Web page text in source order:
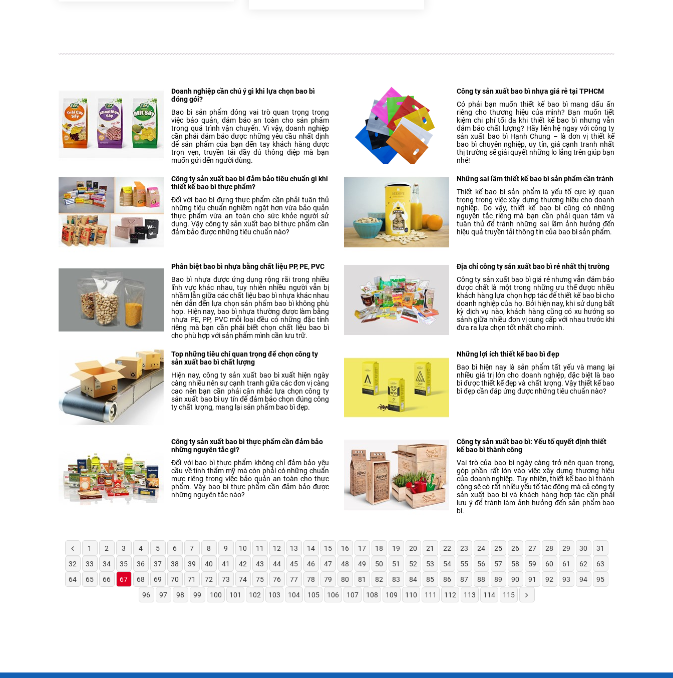
Doanh nghiệp cần chú ý gì khi lựa chọn bao bì
đóng gói?
Bao bì sản phẩm đóng vai trò quan trọng trong
việc bảo quản, đảm bảo an toàn cho sản phẩm
trong quá trình vận chuyển. Vì vậy, doanh nghiệp
cần phải đảm bảo được những yêu cầu nhất định
để sản phẩm của bạn đến tay khách hàng được
trọn vẹn, truyền tải đầy đủ thông điệp mà bạn
muốn gửi đến người dùng.
Công ty sản xuất bao bì nhựa giá rẻ tại TPHCM
Có phải bạn muốn thiết kế bao bì mang dấu ấn
riêng cho thương hiệu của mình? Bạn muốn tiết
kiệm chi phí tối đa khi thiết kế bao bì nhưng vẫn
đảm bảo chất lượng? Hãy liên hệ ngay với công ty
sản xuất bao bì Hạnh Chung – là đơn vị thiết kế
bao bì chuyên nghiệp, uy tín, giá cạnh tranh nhất
thị trường sẽ giải quyết những lo lắng trên giúp bạn
nhé!
Công ty sản xuất bao bì đảm bảo tiêu chuẩn gì khi
thiết kế bao bì thực phẩm?
Đối với bao bì đựng thực phẩm cần phải tuân thủ
những tiêu chuẩn nghiêm ngặt hơn vừa bảo quản
thực phẩm vừa an toàn cho sức khỏe người sử
dụng. Vậy công ty sản xuất bao bì thực phẩm cần
đảm bảo được những tiêu chuẩn nào?
Những sai lầm thiết kế bao bì sản phẩm cần tránh
Thiết kế bao bì sản phẩm là yếu tố cực kỳ quan
trọng trong việc xây dựng thương hiệu cho doanh
nghiệp. Do vậy, thiết kế bao bì cũng có những
nguyên tắc riêng mà bạn cần phải quan tâm và
tuân thủ để tránh những sai lầm ảnh hưởng đến
hiệu quả truyền tải thông tin của bao bì sản phẩm.
Phân biệt bao bì nhựa bằng chất liệu PP, PE, PVC
Bao bì nhựa được ứng dụng rộng rãi trong nhiều
lĩnh vực khác nhau, tuy nhiên nhiều người vẫn bị
nhầm lẫn giữa các chất liệu bao bì nhựa khác nhau
nên dẫn đến lựa chọn sản phẩm bao bì không phù
hợp. Hiện nay, bao bì nhựa thường được làm bằng
nhựa PE, PP, PVC mỗi loại đều có những đặc tính
riêng mà bạn cần phải biết chọn chất liệu bao bì
cho phù hợp với sản phẩm mình cần lưu trữ.
Địa chỉ công ty sản xuất bao bì rẻ nhất thị trường
Công ty sản xuất bao bì giá rẻ nhưng vẫn đảm bảo
được chất là một trong những ưu thế được nhiều
khách hàng lựa chọn hợp tác để thiết kế bao bì cho
doanh nghiệp của họ. Bởi hiện nay, khi sử dụng bất
kỳ dịch vụ nào, khách hàng cũng có xu hướng so
sánh giữa nhiều đơn vị cung cấp với nhau trước khi
đưa ra lựa chọn tốt nhất cho mình.
Top những tiêu chí quan trọng để chọn công ty
sản xuất bao bì chất lượng
Hiện nay, công ty sản xuất bao bì xuất hiện ngày
càng nhiều nên sự cạnh tranh giữa các đơn vị càng
cao nên bạn cần phải cân nhắc lựa chọn công ty
sản xuất bao bì uy tín để đảm bảo chọn đúng công
ty chất lượng, mang lại sản phẩm bao bì đẹp.
Những lợi ích thiết kế bao bì đẹp
Bao bì hiện nay là sản phẩm tất yếu và mang lại
nhiều giá trị lớn cho doanh nghiệp, đặc biệt là bao
bì được thiết kế đẹp và chất lượng. Vậy thiết kế bao
bì đẹp cần đáp ứng được những tiêu chuẩn nào?
Công ty sản xuất bao bì thực phẩm cần đảm bảo
những nguyên tắc gì?
Đối với bao bì thực phẩm không chỉ đảm bảo yêu
cầu về tính thẩm mỹ mà còn phải có những chuẩn
mực riêng trong việc bảo quản an toàn cho thực
phẩm. Vậy bao bì thực phẩm cần đảm bảo được
những nguyên tắc nào?
Công ty sản xuất bao bì: Yếu tố quyết định thiết
kế bao bì thành công
Vai trò của bao bì ngày càng trở nên quan trọng,
góp phần rất lớn vào việc xây dựng thương hiệu
của doanh nghiệp. Tuy nhiên, thiết kế bao bì thành
công sẽ có rất nhiều yếu tố tác động mà cả công ty
sản xuất bao bì và khách hàng hợp tác cần phải
lưu ý để tránh làm ảnh hưởng đến sản phẩm bao
bì.
1 2 3 4 5 6 7 8 9 10 11 12 13 14 15 16 17 18 19 20 21 22 23 24 25 26 27 28 29 30
31
32
33 34 35 36 37 38 39 40 41 42 43 44 45 46 47 48 49 50 51 52 53 54 55 56 57 58 59 60 61 62
63
64
65 66 67 68 69 70 71 72 73 74 75 76 77 78 79 80 81 82 83 84 85 86 87 88 89 90 91 92 93 94
95
96
97 98 99 100 101 102 103 104 105 106 107 108 109 110 111 112 113 114 115